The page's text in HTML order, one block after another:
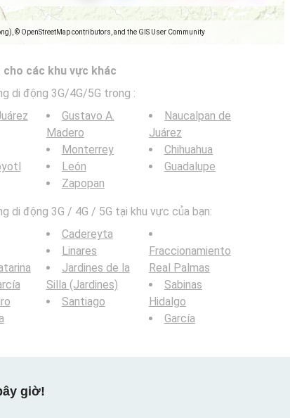
© OpenStreetMap contributors, and the GIS User Community
các khu vực khác
di động 3G/4G/5G trong :
Gustavo A.
Madero
Monterrey
León
Zapopan
Naucalpan de
Juárez
Chihuahua
Guadalupe
di động 3G / 4G / 5G tại khu vực của bạn:
Cadereyta
Linares
Jardines de la
Silla (Jardines)
Santiago
Fraccionamiento
Real Palmas
Sabinas
Hidalgo
García
giờ!